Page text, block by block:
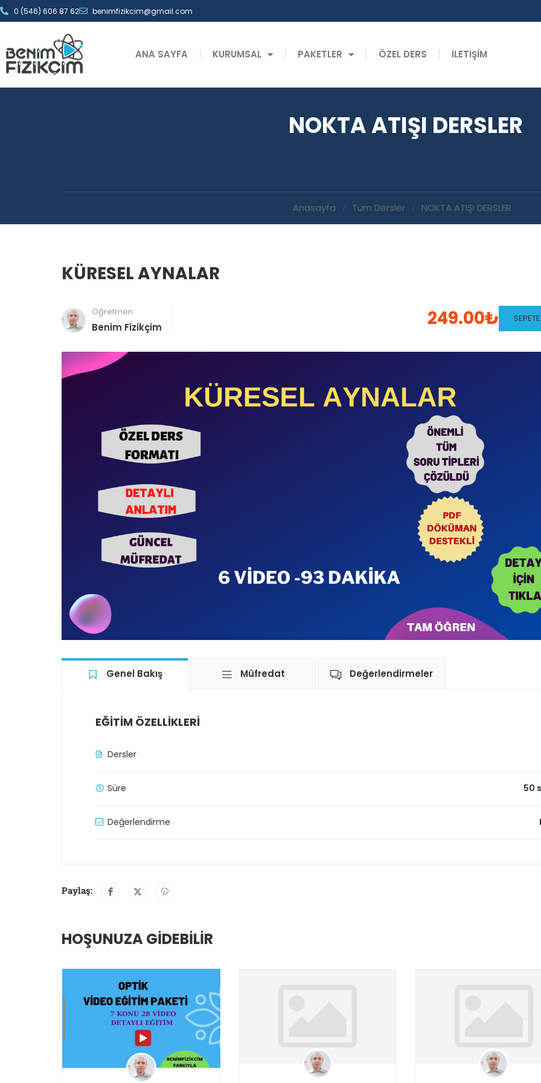
0 (546) 606 87 62 benimfizikcim@gmail.com
ANA SAYFA KURUMSAL PAKETLER ÖZEL DERS İLETİŞİM
NOKTA ATIŞI DERSLER
Anasayfa Tüm Dersler NOKTA ATIŞI DERSLER
KÜRESEL AYNALAR
Öğretmen
Benim Fizikçim 249.00₺
Genel Bakış Müfredat Değerlendirmeler
EĞITIM ÖZELLIKLERI
Dersler
Süre 50
Değerlendirme
Paylaş:
HOŞUNUZA GIDEBILIR